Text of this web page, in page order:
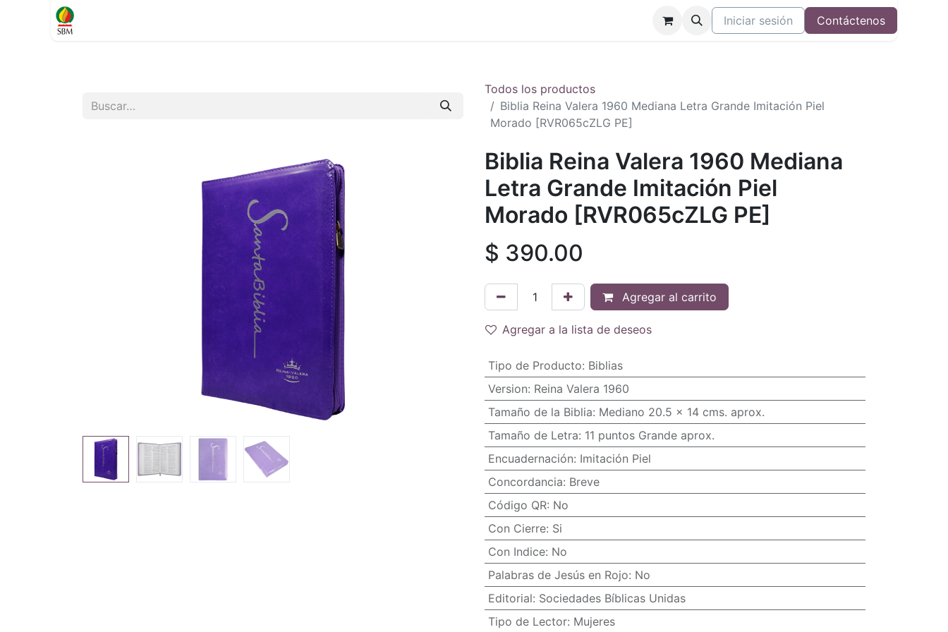
Iniciar sesión Contáctenos
Todos los productos
Biblia Reina Valera 1960 Mediana Letra Grande Imitación Piel
Morado [RVR065cZLG PE]
Biblia Reina Valera 1960 Mediana
Letra Grande Imitación Piel
Morado [RVR065cZLG PE]
$ 390.00
Agregar al carrito
Agregar a la lista de deseos
Tipo de Producto: Biblias
Version: Reina Valera 1960
Tamaño de la Biblia: Mediano 20.5 x 14 cms. aprox.
Tamaño de Letra: 11 puntos Grande aprox.
Encuadernación: Imitación Piel
Concordancia: Breve
Código QR: No
Con Cierre: Si
Con Indice: No
Palabras de Jesús en Rojo: No
Editorial: Sociedades Bíblicas Unidas
Tipo de Lector: Mujeres